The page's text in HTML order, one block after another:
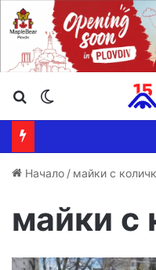
Търсене ...
Начало / майки с
майки с